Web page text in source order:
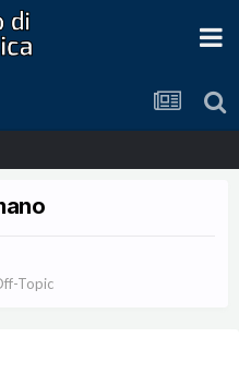
Topic